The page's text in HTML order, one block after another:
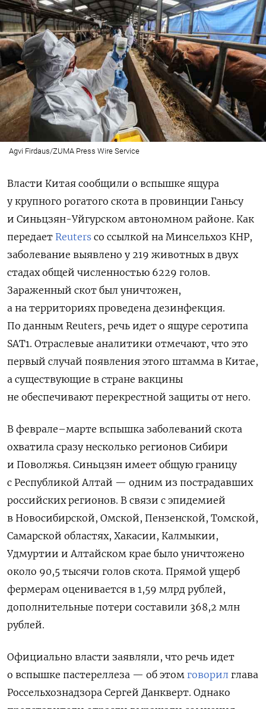
Agvi Firdaus/ZUMA Press Wire Service
Власти Китая сообщили о вспышке ящура
у крупного рогатого скота в провинции Ганьсу
и Синьцзян-Уйгурском автономном районе. Как
передает Reuters со ссылкой на Минсельхоз КНР,
заболевание выявлено у 219 животных в двух
стадах общей численностью 6229 голов.
Зараженный скот был уничтожен,
а на территориях проведена дезинфекция.
По данным Reuters, речь идет о ящуре серотипа
SAT1. Отраслевые аналитики отмечают, что это
первый случай появления этого штамма в Китае,
а существующие в стране вакцины
не обеспечивают перекрестной защиты от него.
В феврале–марте вспышка заболеваний скота
охватила сразу несколько регионов Сибири
и Поволжья. Синьцзян имеет общую границу
с Республикой Алтай — одним из пострадавших
российских регионов. В связи с эпидемией
в Новосибирской, Омской, Пензенской, Томской,
Самарской областях, Хакасии, Калмыкии,
Удмуртии и Алтайском крае было уничтожено
около 90,5 тысячи голов скота. Прямой ущерб
фермерам оценивается в 1,59 млрд рублей,
дополнительные потери составили 368,2 млн
рублей.
Официально власти заявляли, что речь идет
о вспышке пастереллеза — об этом говорил глава
Россельхознадзора Сергей Данкверт. Однако